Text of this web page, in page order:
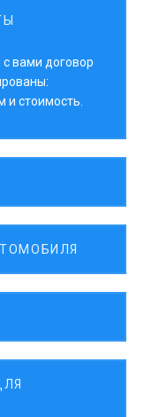
вами договор
стоимость.